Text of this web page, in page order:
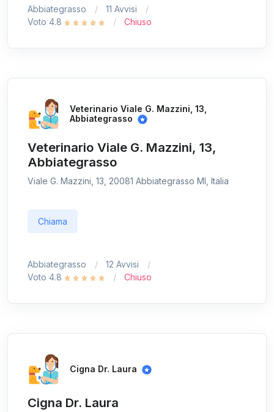
Abbiategrasso
11 Avvisi
Voto 4.8
Chiuso
Veterinario Viale G. Mazzini, 13,
Abbiategrasso
Veterinario Viale G. Mazzini, 13,
Abbiategrasso
Viale G. Mazzini, 13, 20081 Abbiategrasso MI, Italia
Chiama
Abbiategrasso
12 Avvisi
Voto 4.8
Chiuso
Cigna Dr. Laura
Cigna Dr. Laura